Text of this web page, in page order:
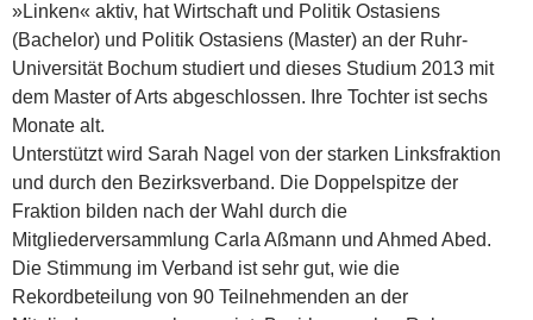
»Linken« aktiv, hat Wirtschaft und Politik Ostasiens
(Bachelor) und Politik Ostasiens (Master) an der Ruhr-
Universität Bochum studiert und dieses Studium 2013 mit
dem Master of Arts abgeschlossen. Ihre Tochter ist sechs
Monate alt.
Unterstützt wird Sarah Nagel von der starken Linksfraktion
und durch den Bezirksverband. Die Doppelspitze der
Fraktion bilden nach der Wahl durch die
Mitgliederversammlung Carla Aßmann und Ahmed Abed.
Die Stimmung im Verband ist sehr gut, wie die
Rekordbeteilung von 90 Teilnehmenden an der